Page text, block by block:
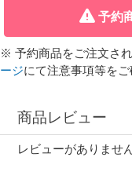
予約
※ 予約商品をご注文さ
ージにて注意事項等をご
商品レビュー
レビューがありませ